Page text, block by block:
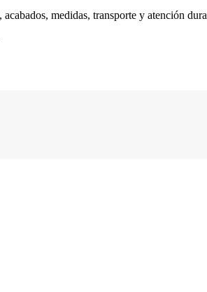
medidas, transporte y atención